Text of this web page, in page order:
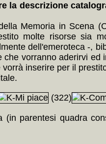
la descrizione
Memoria in Scena
molte risorse sia
dell'emeroteca -,
vorranno aderirvi ed
inserire per il
(322)
(in parentesi quadra